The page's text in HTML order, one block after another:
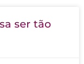
ser tão